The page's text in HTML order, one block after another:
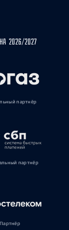
2026/2027
партнёр
партнёр
Партнёр